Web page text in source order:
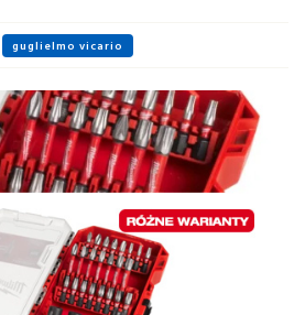
guglielmo vicario